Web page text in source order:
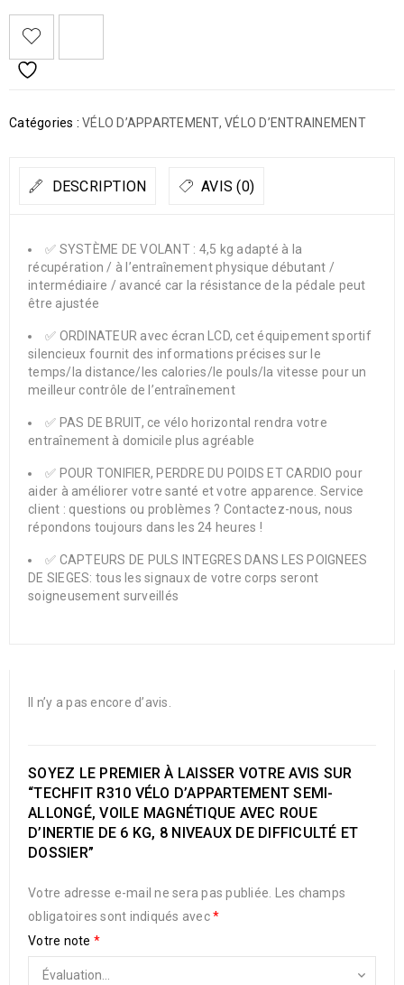
Catégories : VÉLO D’APPARTEMENT, VÉLO D’ENTRAINEMENT
DESCRIPTION AVIS (0)
✅ SYSTÈME DE VOLANT : 4,5 kg adapté à la
récupération / à l’entraînement physique débutant /
intermédiaire / avancé car la résistance de la pédale peut
être ajustée
✅ ORDINATEUR avec écran LCD, cet équipement sportif
silencieux fournit des informations précises sur le
temps/la distance/les calories/le pouls/la vitesse pour un
meilleur contrôle de l’entraînement
✅ PAS DE BRUIT, ce vélo horizontal rendra votre
entraînement à domicile plus agréable
✅ POUR TONIFIER, PERDRE DU POIDS ET CARDIO pour
aider à améliorer votre santé et votre apparence. Service
client : questions ou problèmes ? Contactez-nous, nous
répondons toujours dans les 24 heures !
✅ CAPTEURS DE PULS INTEGRES DANS LES POIGNEES
DE SIEGES: tous les signaux de votre corps seront
soigneusement surveillés
Il n’y a pas encore d’avis.
SOYEZ LE PREMIER À LAISSER VOTRE AVIS SUR
“TECHFIT R310 VÉLO D’APPARTEMENT SEMI-
ALLONGÉ, VOILE MAGNÉTIQUE AVEC ROUE
D’INERTIE DE 6 KG, 8 NIVEAUX DE DIFFICULTÉ ET
DOSSIER”
Votre adresse e-mail ne sera pas publiée. Les champs
obligatoires sont indiqués avec*
Votre note *